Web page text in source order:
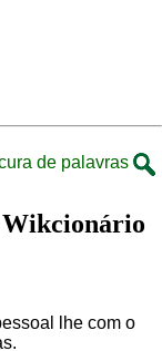
de palavras
Wikcionário
lhe com o